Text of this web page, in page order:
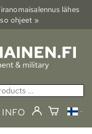
lähes
ohjeet »
INFO